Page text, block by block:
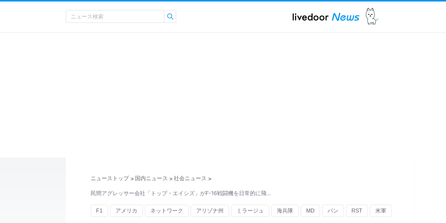
ニューストップ > 国内ニュース > 社会ニュース >
民間アグレッサー会社「トップ・エイシズ」がF-16戦闘機を日常的に飛…
F1 アメリカ ネットワーク アリゾナ州 ミラージュ 海兵隊 MD パン RST 米軍